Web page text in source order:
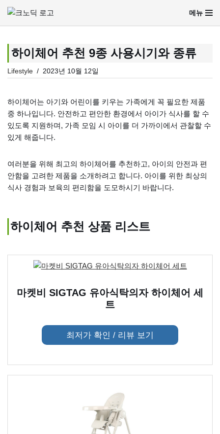
콘
츠
로
건
뛰
기
메뉴
하이체어 추천 9종 사용시기와 종류
Lifestyle 2023년 10월 12일
하이체어는 아기와 어린이를 키우는 가족에게 꼭 필요한 제품
중 하나입니다. 안전하고 편안한 환경에서 아이가 식사를 할 수
있도록 지원하며, 가족 모임 시 아이를 더 가까이에서 관찰할 수
있게 해줍니다.
여러분을 위해 최고의 하이체어를 추천하고, 아이의 안전과 편
안함을 고려한 제품을 소개하려고 합니다. 아이를 위한 최상의
식사 경험과 보육의 편리함을 도모하시기 바랍니다.
하이체어 추천 상품 리스트
마켓비 SIGTAG 유아식탁의자 하이체어 세
트
최저가 확인 / 리뷰 보기